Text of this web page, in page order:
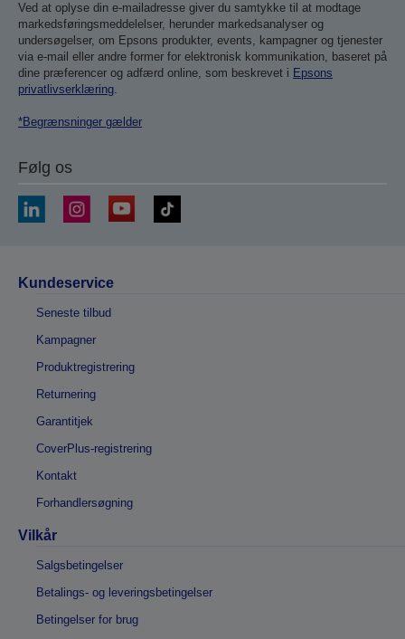
Ved at oplyse din e-mailadresse giver du samtykke til at modtage
markedsføringsmeddelelser, herunder markedsanalyser og
undersøgelser, om Epsons produkter, events, kampagner og tjenester
via e-mail eller andre former for elektronisk kommunikation, baseret på
dine præferencer og adfærd online, som beskrevet i Epsons
privatlivserklæring.
*Begrænsninger gælder
Følg os
Kundeservice
Seneste tilbud
Kampagner
Produktregistrering
Returnering
Garantitjek
CoverPlus-registrering
Kontakt
Forhandlersøgning
Vilkår
Salgsbetingelser
Betalings- og leveringsbetingelser
Betingelser for brug